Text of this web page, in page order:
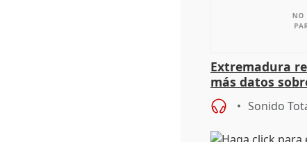
Extremadura
más datos
financiación
Sonido